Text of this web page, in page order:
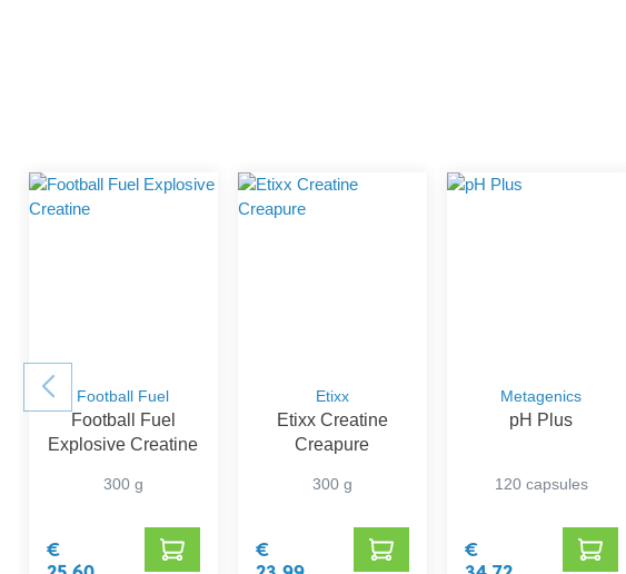
Football Fuel
Football Fuel
Explosive Creatine
300 g
€
Etixx
Etixx Creatine
Creapure
300 g
€
Metagenics
pH Plus
120 capsules
€